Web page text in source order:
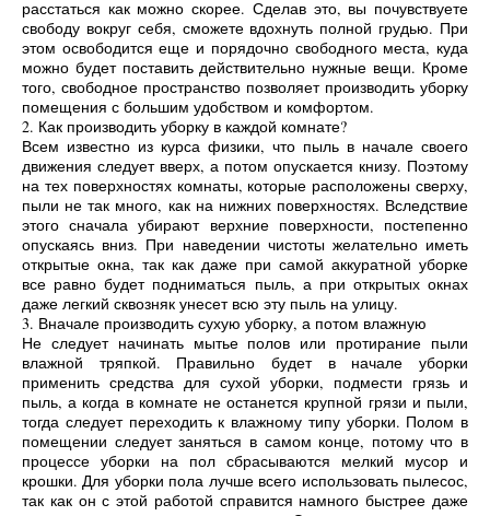
расстаться как можно скорее. Сделав это, вы почувствуете
свободу вокруг себя, сможете вдохнуть полной грудью. При
этом освободится еще и порядочно свободного места, куда
можно будет поставить действительно нужные вещи. Кроме
того, свободное пространство позволяет производить уборку
помещения с большим удобством и комфортом.
2. Как производить уборку в каждой комнате?
Всем известно из курса физики, что пыль в начале своего
движения следует вверх, а потом опускается книзу. Поэтому
на тех поверхностях комнаты, которые расположены сверху,
пыли не так много, как на нижних поверхностях. Вследствие
этого сначала убирают верхние поверхности, постепенно
опускаясь вниз. При наведении чистоты желательно иметь
открытые окна, так как даже при самой аккуратной уборке
все равно будет подниматься пыль, а при открытых окнах
даже легкий сквозняк унесет всю эту пыль на улицу.
3. Вначале производить сухую уборку, а потом влажную
Не следует начинать мытье полов или протирание пыли
влажной тряпкой. Правильно будет в начале уборки
применить средства для сухой уборки, подмести грязь и
пыль, а когда в комнате не останется крупной грязи и пыли,
тогда следует переходить к влажному типу уборки. Полом в
помещении следует заняться в самом конце, потому что в
процессе уборки на пол сбрасываются мелкий мусор и
крошки. Для уборки пола лучше всего использовать пылесос,
так как он с этой работой справится намного быстрее даже